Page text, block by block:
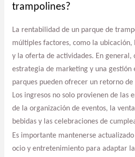
trampolines?
La rentabilidad de un parque de
múltiples factores, como la ubicación,
y la oferta de actividades. En general,
estrategia de marketing y una gestión
parques pueden ofrecer un retorno
Los ingresos no solo provienen de las
de la organización de eventos, la
bebidas y las celebraciones de
Es importante mantenerse
ocio y entretenimiento para adaptar